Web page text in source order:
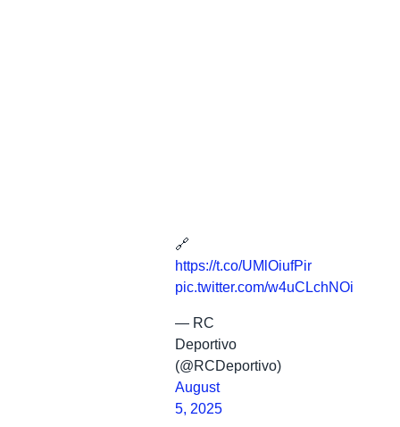
🔗
https://t.co/UMlOiufPir
pic.twitter.com/w4uCLchNOi
— RC
Deportivo
(@RCDeportivo)
August
5, 2025